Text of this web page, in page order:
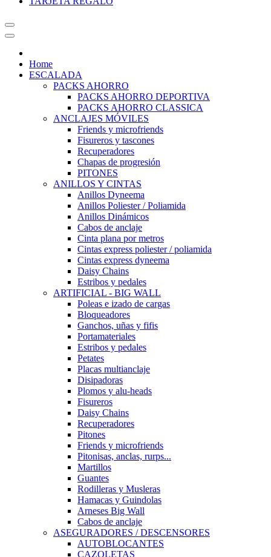
Home
ESCALADA
PACKS AHORRO
PACKS AHORRO DEPORTIVA
PACKS AHORRO CLASSICA
ANCLAJES MÓVILES
Friends y microfriends
Fisureros y tascones
Recuperadores
Chapas de progresión
PITONES
ANILLOS Y CINTAS
Anillos Dyneema
Anillos Poliester / Poliamida
Anillos Dinámicos
Cabos de anclaje
Cinta plana por metros
Cintas express poliester / poliamida
Cintas express dyneema
Daisy Chains
Estribos y pedales
ARTIFICIAL - BIG WALL
Poleas e izado de cargas
Bloqueadores
Ganchos, uñas y fifis
Portamateriales
Estribos y pedales
Petates
Placas multianclaje
Disipadoras
Plomos y alu-heads
Fisureros
Daisy Chains
Recuperadores
Pitones
Friends y microfriends
Pitonisas, anclas, rurps...
Martillos
Guantes
Rodilleras y Musleras
Hamacas y Guindolas
Arneses Big Wall
Cabos de anclaje
ASEGURADORES / DESCENSORES
AUTOBLOCANTES
CAZOLETAS